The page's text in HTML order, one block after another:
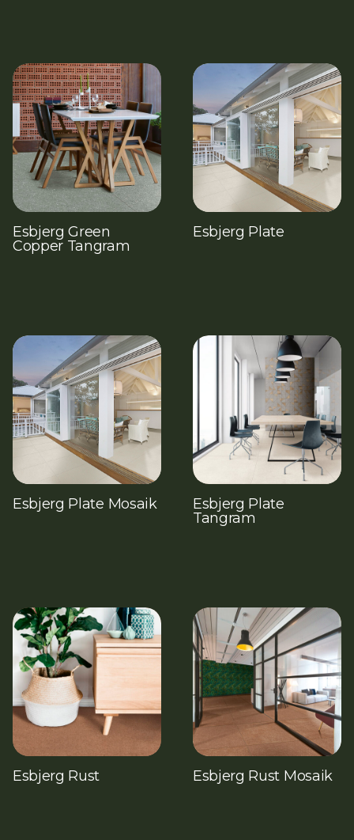
Esbjerg Green
Copper Tangram
Esbjerg Plate
Esbjerg Plate Mosaik
Esbjerg Plate
Tangram
Esbjerg Rust Esbjerg Rust Mosaik